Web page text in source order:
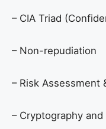
– CIA Triad
– Non-repudiation
– Risk Assessment
– Cryptography and